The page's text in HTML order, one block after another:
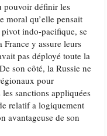
pouvoir définir les
moral qu’elle pensait
indo-pacifique, se
France y assure leurs
pas déployé toute la
son côté, la Russie ne
pour
les sanctions appliquées
relatif a logiquement
avantageuse de son